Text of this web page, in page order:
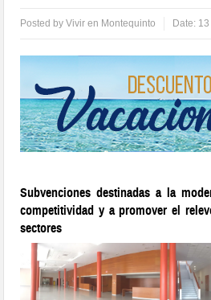
Posted byVivir en Montequinto Date:
Subvenciones destinadas a la
competitividad y a promover el
sectores